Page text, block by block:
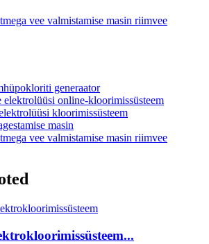
vee valmistamise masin riimvee
generaator
elektrolüüsi online-kloorimissüsteem
kloorimissüsteem
masin
vee valmistamise masin riimvee